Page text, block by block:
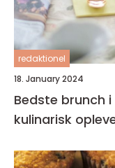
redaktionel
18. January 2024
Bedste brunch
kulinarisk